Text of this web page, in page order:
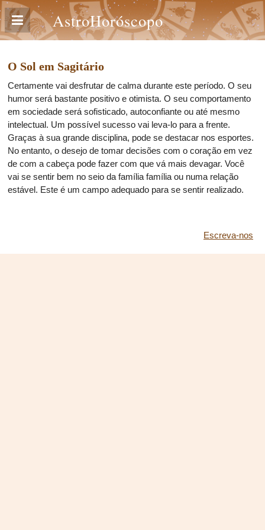
AstroHoróscopo
O Sol em Sagitário
Certamente vai desfrutar de calma durante este período. O seu
humor será bastante positivo e otimista. O seu comportamento
em sociedade será sofisticado, autoconfiante ou até mesmo
intelectual. Um possível sucesso vai leva-lo para a frente.
Graças à sua grande disciplina, pode se destacar nos esportes.
No entanto, o desejo de tomar decisões com o coração em vez
de com a cabeça pode fazer com que vá mais devagar. Você
vai se sentir bem no seio da família família ou numa relação
estável. Este é um campo adequado para se sentir realizado.
Escreva-nos